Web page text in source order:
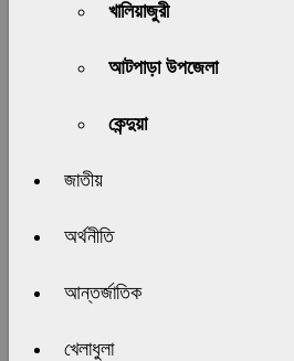
খালিয়াজুরী
আটপাড়া উপজেলা
কেন্দুয়া
জাতীয়
অর্থনীতি
আন্তর্জাতিক
খেলাধুলা